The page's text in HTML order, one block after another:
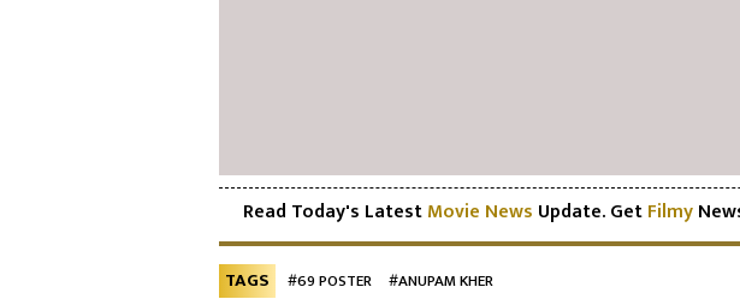
Read Today's LatestMovie News Update. GetFilmy
TAGS #69 POSTER #ANUPAM KHER